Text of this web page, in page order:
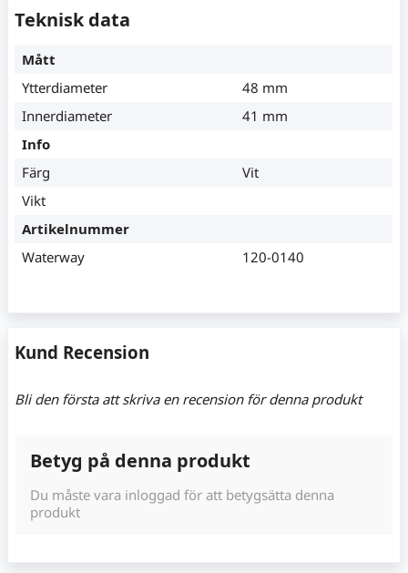
Teknisk data
Mått
Ytterdiameter
48 mm
Innerdiameter
41 mm
Info
Färg
Vit
Vikt
Artikelnummer
Waterway
120-0140
Kund Recension
Bli den första att skriva en recension för denna produkt
Betyg på denna produkt
Du måste vara inloggad för att betygsätta denna
produkt